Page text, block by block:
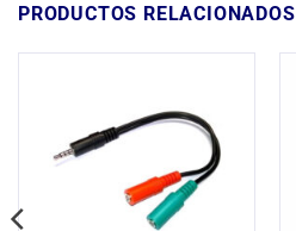
PRODUCTOS RELACIONADOS